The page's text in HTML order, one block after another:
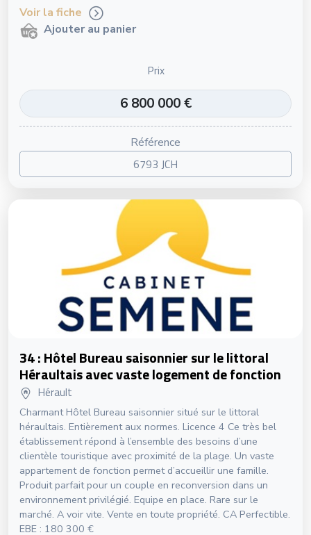
Voir la fiche
Ajouter au panier
Prix
6 800 000 €
Référence
6793 JCH
34 : Hôtel Bureau saisonnier sur le littoral
Héraultais avec vaste logement de fonction
Hérault
Charmant Hôtel Bureau saisonnier situé sur le littoral
héraultais. Entièrement aux normes. Licence 4 Ce très bel
établissement répond à l’ensemble des besoins d’une
clientèle touristique avec proximité de la plage. Un vaste
appartement de fonction permet d’accueillir une famille.
Produit parfait pour un couple en reconversion dans un
environnement privilégié. Equipe en place. Rare sur le
marché. A voir vite. Vente en toute propriété. CA Perfectible.
EBE : 180 300 €